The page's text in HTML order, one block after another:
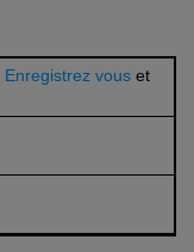
Enregistrez vous et